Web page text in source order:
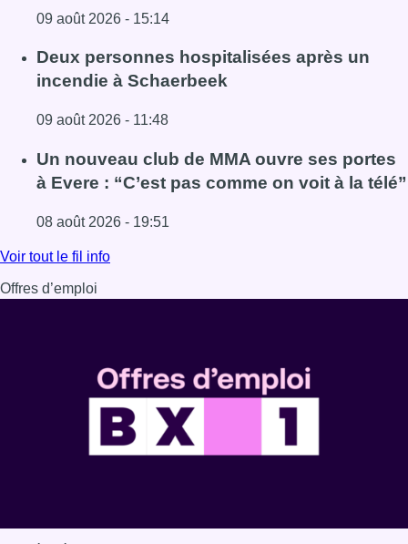
09 août 2026 - 15:14
Lire l'article L’Union Saint-Gilloise démarre la saison par
Deux personnes hospitalisées après un
incendie à Schaerbeek
09 août 2026 - 11:48
Lire l'article Deux personnes hospitalisées après un
Un nouveau club de MMA ouvre ses portes
à Evere : “C’est pas comme on voit à la télé”
08 août 2026 - 19:51
Lire l'article Un nouveau club de MMA ouvre ses portes à
Voir tout le fil info
Offres d’emploi